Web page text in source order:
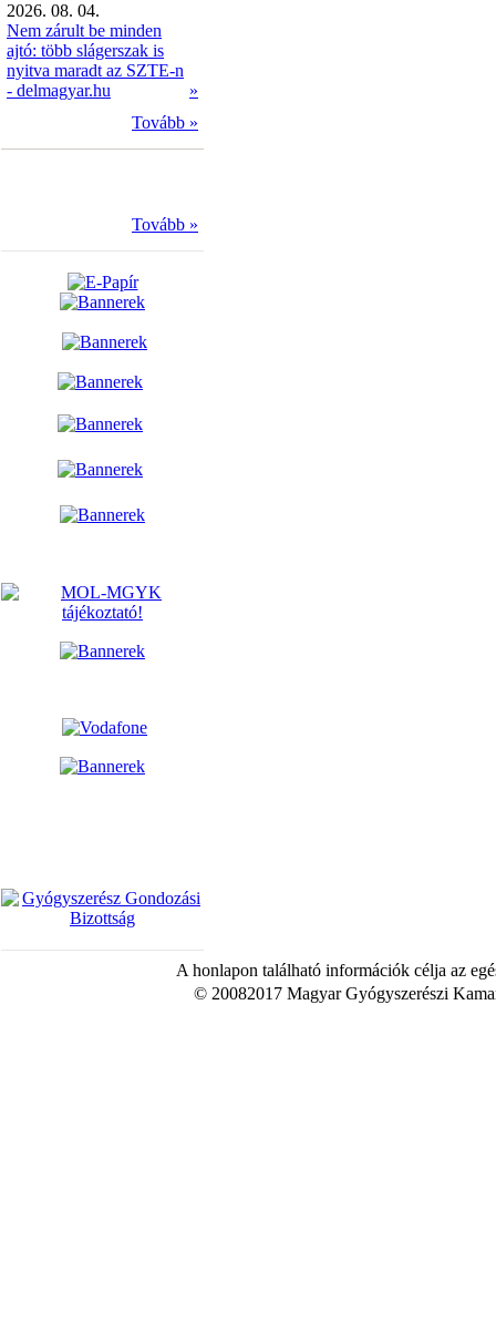
2026. 08. 04.
Nem zárult be minden
ajtó: több slágerszak is
nyitva maradt az SZTE-n
- delmagyar.hu
»
Tovább »
Tovább »
A honlapon található információk célja az
© 20082017 Magyar Gyógyszerészi